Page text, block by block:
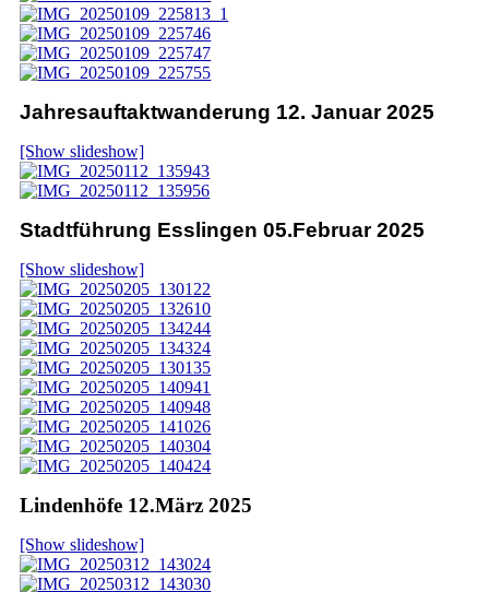
Jahresauftaktwanderung 12. Januar 2025
[Show slideshow]
Stadtführung Esslingen 05.Februar 2025
[Show slideshow]
Lindenhöfe 12.März 2025
[Show slideshow]